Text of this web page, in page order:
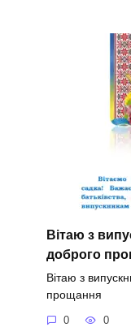
Вітаю з
доброго
Вітаю з
прощання
0 0